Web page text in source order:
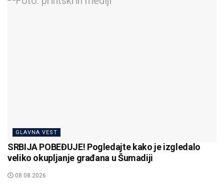
GLAVNA VEST
SRBIJA POBEĐUJE! Pogledajte kako je izgledalo
veliko okupljanje građana u Šumadiji
08.08.2026